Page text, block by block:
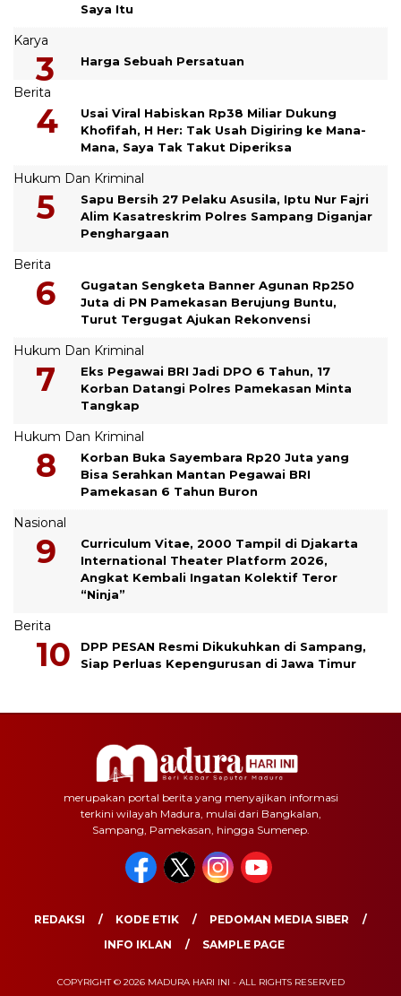
Saya Itu
Karya
Harga Sebuah Persatuan
Berita
Usai Viral Habiskan Rp38 Miliar Dukung
Khofifah, H Her: Tak Usah Digiring ke Mana-
Mana, Saya Tak Takut Diperiksa
Hukum Dan Kriminal
Sapu Bersih 27 Pelaku Asusila, Iptu Nur Fajri
Alim Kasatreskrim Polres Sampang Diganjar
Penghargaan
Berita
Gugatan Sengketa Banner Agunan Rp250
Juta di PN Pamekasan Berujung Buntu,
Turut Tergugat Ajukan Rekonvensi
Hukum Dan Kriminal
Eks Pegawai BRI Jadi DPO 6 Tahun, 17
Korban Datangi Polres Pamekasan Minta
Tangkap
Hukum Dan Kriminal
Korban Buka Sayembara Rp20 Juta yang
Bisa Serahkan Mantan Pegawai BRI
Pamekasan 6 Tahun Buron
Nasional
Curriculum Vitae, 2000 Tampil di Djakarta
International Theater Platform 2026,
Angkat Kembali Ingatan Kolektif Teror
“Ninja”
Berita
DPP PESAN Resmi Dikukuhkan di Sampang,
Siap Perluas Kepengurusan di Jawa Timur
merupakan portal berita yang menyajikan informasi
terkini wilayah Madura, mulai dari Bangkalan,
Sampang, Pamekasan, hingga Sumenep.
REDAKSI KODE ETIK
PEDOMAN MEDIA SIBER
INFO IKLAN
SAMPLE PAGE
COPYRIGHT © 2026 MADURA HARI INI - ALL RIGHTS RESERVED